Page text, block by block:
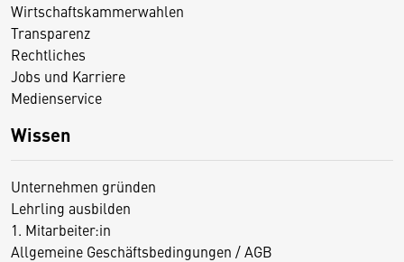
Wirtschaftskammerwahlen
Transparenz
Rechtliches
Jobs und Karriere
Medienservice
Wissen
Unternehmen gründen
Lehrling ausbilden
1. Mitarbeiter:in
Allgemeine Geschäftsbedingungen / AGB